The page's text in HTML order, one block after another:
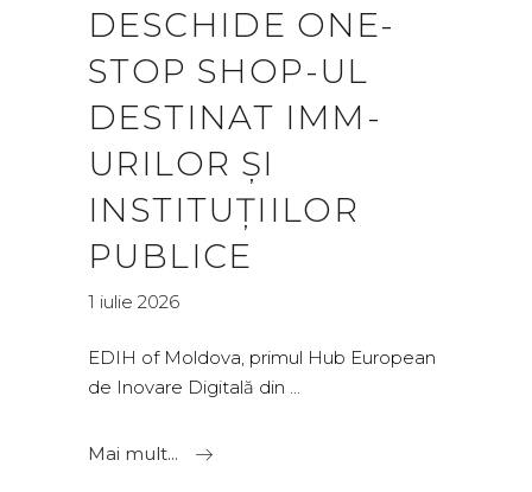
DESCHIDE ONE-
STOP SHOP-UL
DESTINAT IMM-
URILOR ȘI
INSTITUȚIILOR
PUBLICE
1 iulie 2026
EDIH of Moldova, primul Hub European
de Inovare Digitală din
Mai mult...